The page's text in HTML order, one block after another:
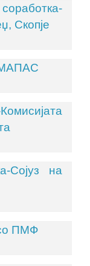
Скопје
МАПАС
Сојуз на
ПМФ